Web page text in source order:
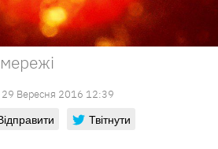
29 Вересня 2016 12:39
Твітнути